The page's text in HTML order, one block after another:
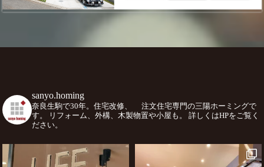
sanyo.homing
奈良生駒で30年。住宅改修、
注文住宅専門の三陽ホーミングで
す。
リフォーム、外構、木製物置や小屋も。
詳しくはHPをご覧く
ださい。